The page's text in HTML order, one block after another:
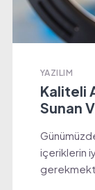
YAZILIM
Kaliteli
Sunan
içeriklerin